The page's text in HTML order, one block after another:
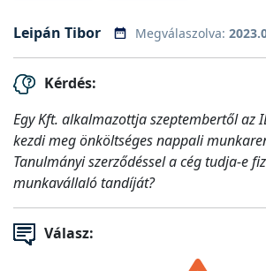
Leipán Tibor Megválaszolva:
Kérdés:
Egy Kft. alkalmazottja szeptembertől az
kezdi meg önköltséges nappali
Tanulmányi szerződéssel a cég tudja-e
munkavállaló tandíját?
Válasz: